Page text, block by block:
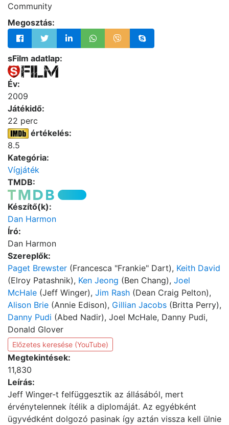
Community
Megosztás:
sFilm adatlap:
Év:
2009
Játékidő:
22 perc
értékelés:
8.5
Kategória:
Vígjáték
TMDB:
Készítő(k):
Dan Harmon
Író:
Dan Harmon
Szereplők:
Paget Brewster (Francesca "Frankie" Dart), Keith David
(Elroy Patashnik), Ken Jeong (Ben Chang), Joel
McHale (Jeff Winger), Jim Rash (Dean Craig Pelton),
Alison Brie (Annie Edison), Gillian Jacobs (Britta Perry),
Danny Pudi (Abed Nadir), Joel McHale, Danny Pudi,
Donald Glover
Előzetes keresése (YouTube)
Megtekintések:
11,830
Leírás:
Jeff Winger-t felfüggesztik az állásából, mert
érvénytelennek ítélik a diplomáját. Az egyébként
ügyvédként dolgozó pasinak így aztán vissza kell ülnie